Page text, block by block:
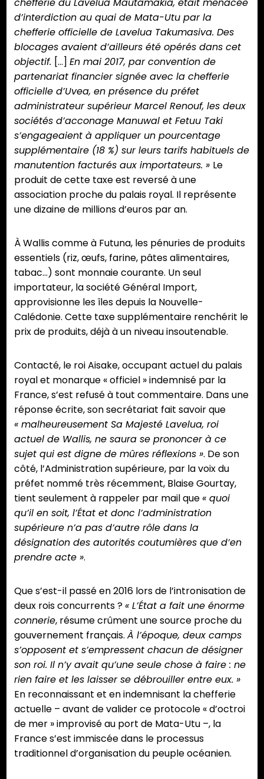
d’interdiction au quai de Mata-Utu par la
chefferie officielle de Lavelua Takumasiva. Des
blocages avaient d’ailleurs été opérés dans cet
objectif. […] En mai 2017, par convention de
partenariat financier signée avec la chefferie
officielle d’Uvea, en présence du préfet
administrateur supérieur Marcel Renouf, les deux
sociétés d’acconage Manuwal et Fetuu Taki
s’engageaient à appliquer un pourcentage
supplémentaire (18 %) sur leurs tarifs habituels de
manutention facturés aux importateurs. » Le
produit de cette taxe est reversé à une
association proche du palais royal. Il représente
une dizaine de millions d’euros par an.
À Wallis comme à Futuna, les pénuries de produits
essentiels (riz, œufs, farine, pâtes alimentaires,
tabac…) sont monnaie courante. Un seul
importateur, la société Général Import,
approvisionne les îles depuis la Nouvelle-
Calédonie. Cette taxe supplémentaire renchérit le
prix de produits, déjà à un niveau insoutenable.
Contacté, le roi Aisake, occupant actuel du palais
royal et monarque « officiel » indemnisé par la
France, s’est refusé à tout commentaire. Dans une
réponse écrite, son secrétariat fait savoir que
« malheureusement Sa Majesté Lavelua, roi
actuel de Wallis, ne saura se prononcer à ce
sujet qui est digne de mûres réflexions ». De son
côté, l’Administration supérieure, par la voix du
préfet nommé très récemment, Blaise Gourtay,
tient seulement à rappeler par mail que« quoi
qu’il en soit, l’État et donc l’administration
supérieure n’a pas d’autre rôle dans la
désignation des autorités coutumières que d’en
prendre acte ».
Que s’est-il passé en 2016 lors de l’intronisation de
deux rois concurrents ?« L’État a fait une énorme
connerie, résume crûment une source proche du
gouvernement français. À l’époque, deux camps
s’opposent et s’empressent chacun de désigner
son roi. Il n’y avait qu’une seule chose à faire : ne
rien faire et les laisser se débrouiller entre eux. »
En reconnaissant et en indemnisant la chefferie
actuelle – avant de valider ce protocole « d’octroi
de mer » improvisé au port de Mata-Utu –, la
France s’est immiscée dans le processus
traditionnel d’organisation du peuple océanien.